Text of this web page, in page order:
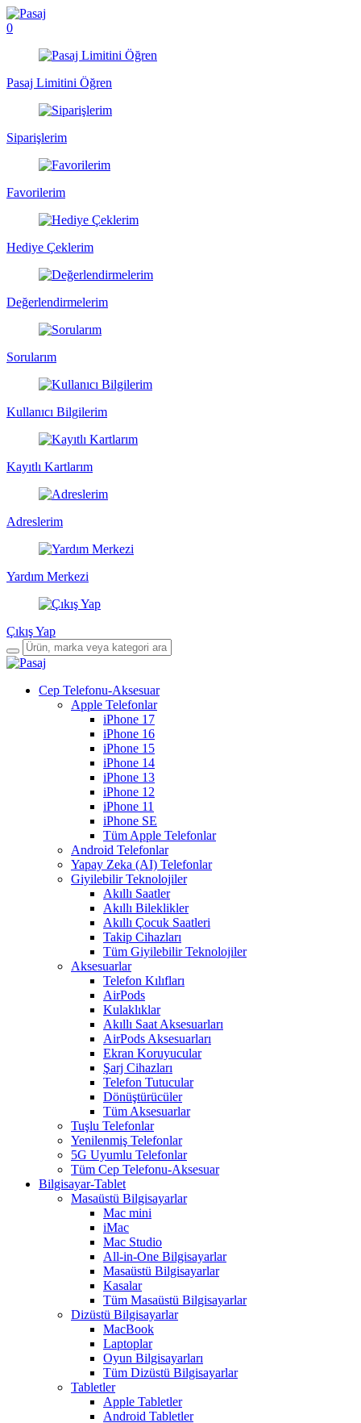
0
Pasaj Limitini Öğren
Siparişlerim
Favorilerim
Hediye Çeklerim
Değerlendirmelerim
Sorularım
Kullanıcı Bilgilerim
Kayıtlı Kartlarım
Adreslerim
Yardım Merkezi
Çıkış Yap
Cep Telefonu-Aksesuar
Apple Telefonlar
iPhone 17
iPhone 16
iPhone 15
iPhone 14
iPhone 13
iPhone 12
iPhone 11
iPhone SE
Tüm Apple Telefonlar
Android Telefonlar
Yapay Zeka (AI) Telefonlar
Giyilebilir Teknolojiler
Akıllı Saatler
Akıllı Bileklikler
Akıllı Çocuk Saatleri
Takip Cihazları
Tüm Giyilebilir Teknolojiler
Aksesuarlar
Telefon Kılıfları
AirPods
Kulaklıklar
Akıllı Saat Aksesuarları
AirPods Aksesuarları
Ekran Koruyucular
Şarj Cihazları
Telefon Tutucular
Dönüştürücüler
Tüm Aksesuarlar
Tuşlu Telefonlar
Yenilenmiş Telefonlar
5G Uyumlu Telefonlar
Tüm Cep Telefonu-Aksesuar
Bilgisayar-Tablet
Masaüstü Bilgisayarlar
Mac mini
iMac
Mac Studio
All-in-One Bilgisayarlar
Masaüstü Bilgisayarlar
Kasalar
Tüm Masaüstü Bilgisayarlar
Dizüstü Bilgisayarlar
MacBook
Laptoplar
Oyun Bilgisayarları
Tüm Dizüstü Bilgisayarlar
Tabletler
Apple Tabletler
Android Tabletler